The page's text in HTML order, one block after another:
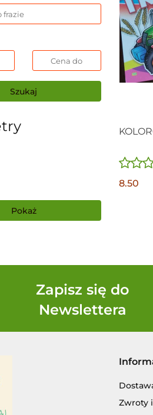
Szukaj
Pokaż
8.50
Zapisz się do
Newslettera
Zwroty